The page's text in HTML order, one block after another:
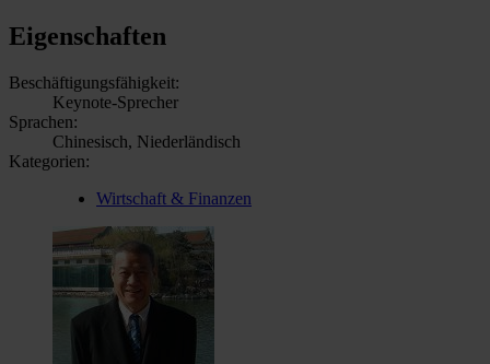
Eigenschaften
Beschäftigungsfähigkeit:
Keynote-Sprecher
Sprachen:
Chinesisch, Niederländisch
Kategorien:
Wirtschaft & Finanzen